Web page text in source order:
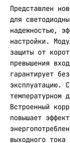
Представлен
для
надежностью,
настройки.
защиты от
превышения
гарантирует
эксплуатацию.
температурном
Встроенный
повышает
выходного тока